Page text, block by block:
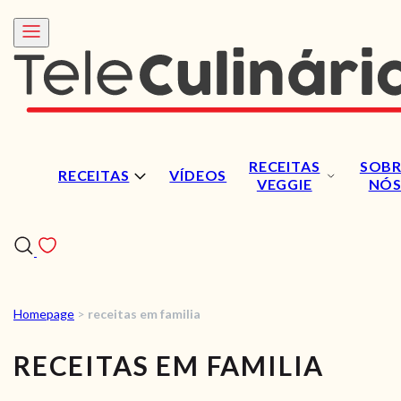
RECEITAS VÍDEOS
RECEITAS
VEGGIE
NÓS
RECEITAS
VÍDEOS
Homepage > receitas em familia
RECEITAS EM FAMILIA